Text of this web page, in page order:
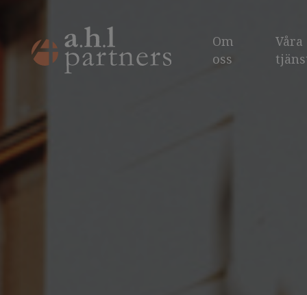
Om
oss
Våra